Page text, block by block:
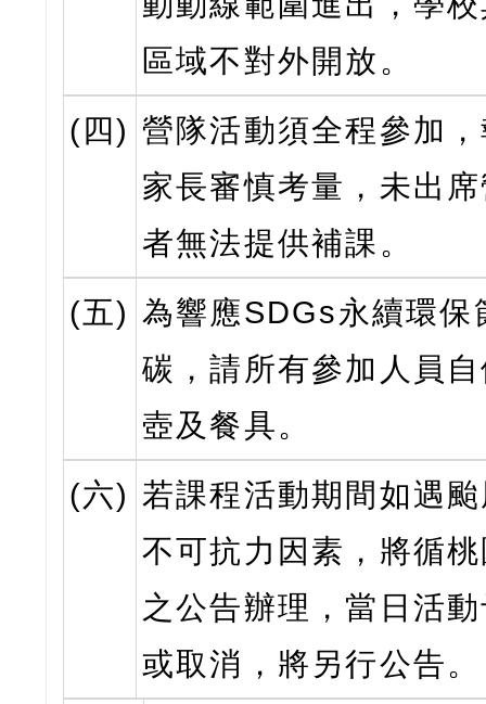
區域不對外開放。
(四) 營隊活動須全程參加
家長審慎考量，未出
者無法提供補課。
(五) 為響應SDGs永續環保
碳，請所有參加人員
壺及餐具。
(六) 若課程活動期間如遇
不可抗力因素，將循
之公告辦理，當日活
或取消，將另行公告。